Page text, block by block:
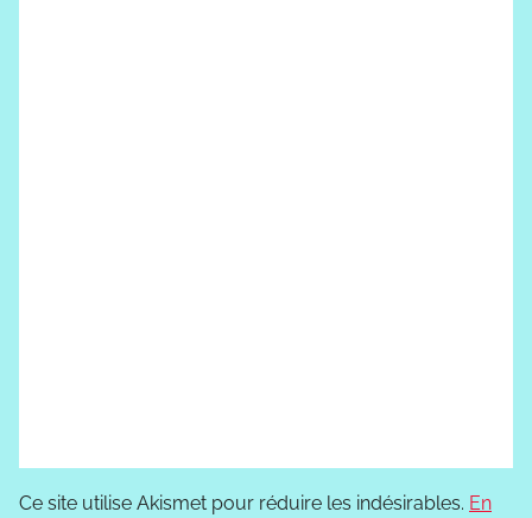
Ce site utilise Akismet pour réduire les indésirables. En